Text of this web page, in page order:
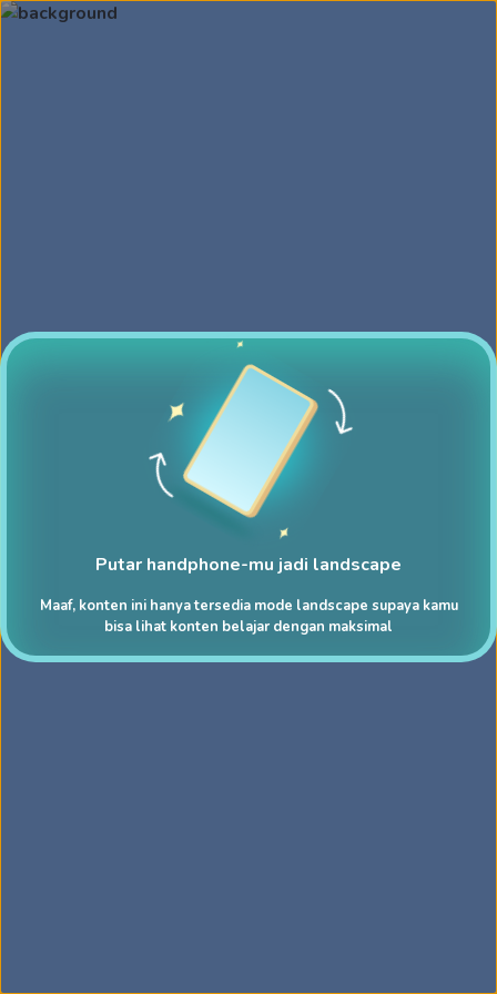
Putar handphone-mu jadi landscape
Maaf, konten ini hanya tersedia mode landscape supaya kamu
bisa lihat konten belajar dengan maksimal